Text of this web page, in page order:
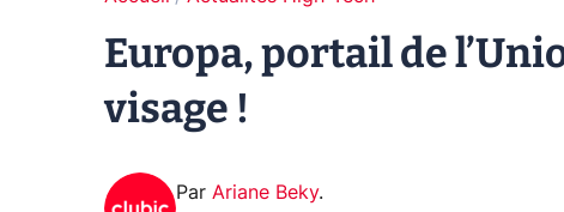
Europa, portail de
visage !
Par Ariane Beky.